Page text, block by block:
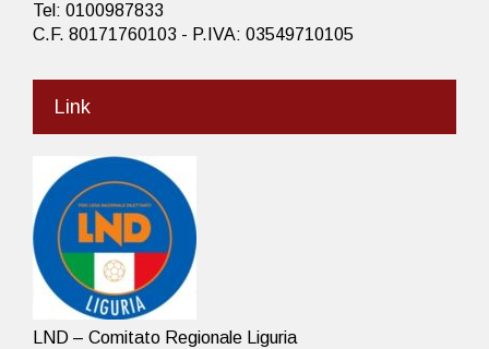
Tel: 0100987833
C.F. 80171760103 - P.IVA: 03549710105
Link
LND – Comitato Regionale Liguria